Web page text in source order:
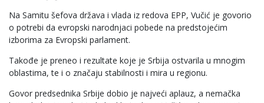
Na Samitu šefova država i vlada iz redova EPP, Vučić je govorio
o potrebi da evropski narodnjaci pobede na predstojećim
izborima za Evropski parlament.
Takođe je preneo i rezultate koje je Srbija ostvarila u mnogim
oblastima, te i o značaju stabilnosti i mira u regionu.
Govor predsednika Srbije dobio je najveći aplauz, a nemačka